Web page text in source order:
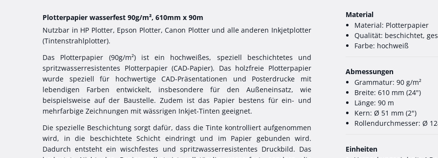
Plotterpapier wasserfest 90g/m², 610mm x 90m
Nutzbar in HP Plotter, Epson Plotter, Canon Plotter und alle anderen Inkjetplotter
(Tintenstrahlplotter).
Das Plotterpapier (90g/m²) ist ein hochweißes, speziell beschichtetes und
spritzwasserresistentes Plotterpapier (CAD-Papier). Das holzfreie Plotterpapier
wurde speziell für hochwertige CAD-Präsentationen und Posterdrucke mit
lebendigen Farben entwickelt, insbesondere für den Außeneinsatz, wie
beispielsweise auf der Baustelle. Zudem ist das Papier bestens für ein- und
mehrfarbige Zeichnungen mit wässrigen Inkjet-Tinten geeignet.
Die spezielle Beschichtung sorgt dafür, dass die Tinte kontrolliert aufgenommen
wird, in die beschichtete Schicht eindringt und im Papier gebunden wird.
Dadurch entsteht ein wischfestes und spritzwasserresistentes Druckbild. Das
Material
Material: Plotterpapier
Qualität: beschichtet,
Farbe: hochweiß
Abmessungen
Grammatur: 90 g/m²
Breite: 610 mm (24")
Länge: 90 m
Kern: Ø 51 mm (2")
Rollendurchmesser: Ø
Einheiten